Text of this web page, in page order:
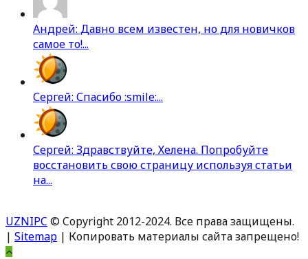
Андрей: Давно всем известен, но для новичков
самое то!...
Сергей: Спасибо :smile:...
Сергей: Здравствуйте, Хелена. Попробуйте
восстановить свою страницу используя статьи
на...
UZNIPC © Copyright 2012-2024. Все права защищены.
| Sitemap | Копировать материалы сайта запрещено!
Вверх